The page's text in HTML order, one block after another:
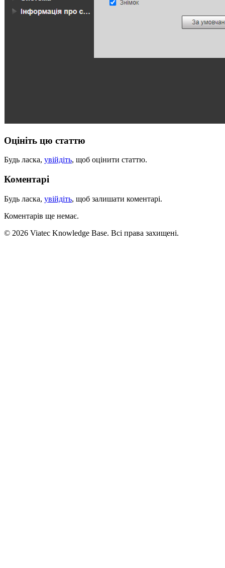
Оцініть цю статтю
Будь ласка, увійдіть, щоб оцінити статтю.
Коментарі
Будь ласка, увійдіть, щоб залишати коментарі.
Коментарів ще немає.
© 2026 Viatec Knowledge Base. Всі права захищені.